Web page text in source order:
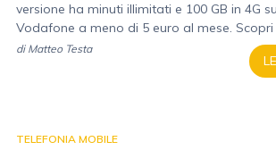
versione ha minuti illimitati e 100 GB in 4G
Vodafone a meno di 5 euro al mese.
di Matteo Testa
TELEFONIA MOBILE